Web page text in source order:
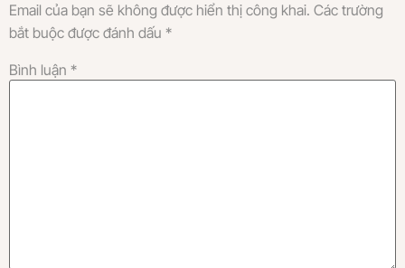
Email của bạn sẽ không được hiển thị công khai. Các trường
bắt buộc được đánh dấu *
Bình luận *